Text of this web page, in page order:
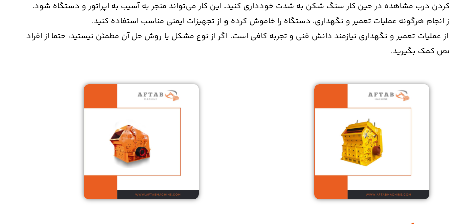
کردن درب مشاهده در حین کار سنگ شکن به شدت خودداری کنید. این کار می‌تواند منجر به آسیب به اپراتور و دستگاه شود.
انجام هرگونه عملیات تعمیر و نگهداری، دستگاه را خاموش کرده و از تجهیزات ایمنی مناسب استفاده کنید.
عملیات تعمیر و نگهداری نیازمند دانش فنی و تجربه کافی است. اگر از نوع مشکل یا روش حل آن مطمئن نیستید، حتما از افراد
کمک بگیرید.